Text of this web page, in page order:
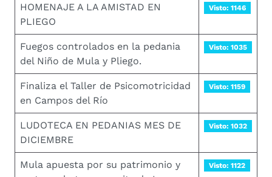
HOMENAJE A LA AMISTAD EN
PLIEGO
Visto: 1146
Fuegos controlados en la pedania
del Niño de Mula y Pliego.
Visto: 1035
Finaliza el Taller de Psicomotricidad
en Campos del Río
Visto: 1159
LUDOTECA EN PEDANIAS MES DE
DICIEMBRE
Visto: 1032
Mula apuesta por su patrimonio y
Visto: 1122